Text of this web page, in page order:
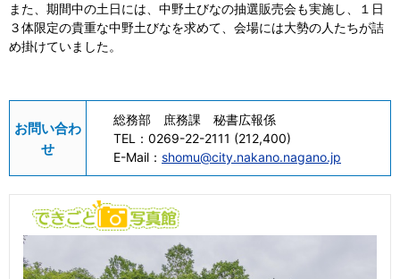
また、期間中の土日には、中野土びなの抽選販売会も実施し、１日
３体限定の貴重な中野土びなを求めて、会場には大勢の人たちが詰
め掛けていました。
お問い合わ
せ
総務部 庶務課 秘書広報係
TEL： 0269-22-2111 (212,400)
E-Mail： shomu@city.nakano.nagano.jp